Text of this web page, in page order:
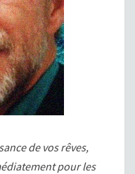
de vos rêves,
pour les